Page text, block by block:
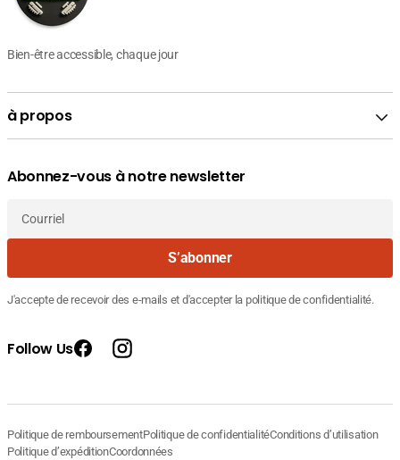
:
courant
Bien-être accessible, chaque jour
à propos
Abonnez-vous à notre newsletter
Courriel
S’abonner
J'accepte de recevoir des e-mails et d'accepter la politique de confidentialité.
Follow Us FacebookInstagram
Politique de remboursementPolitique de confidentialitéConditions d’utilisation
Politique d’expéditionCoordonnées